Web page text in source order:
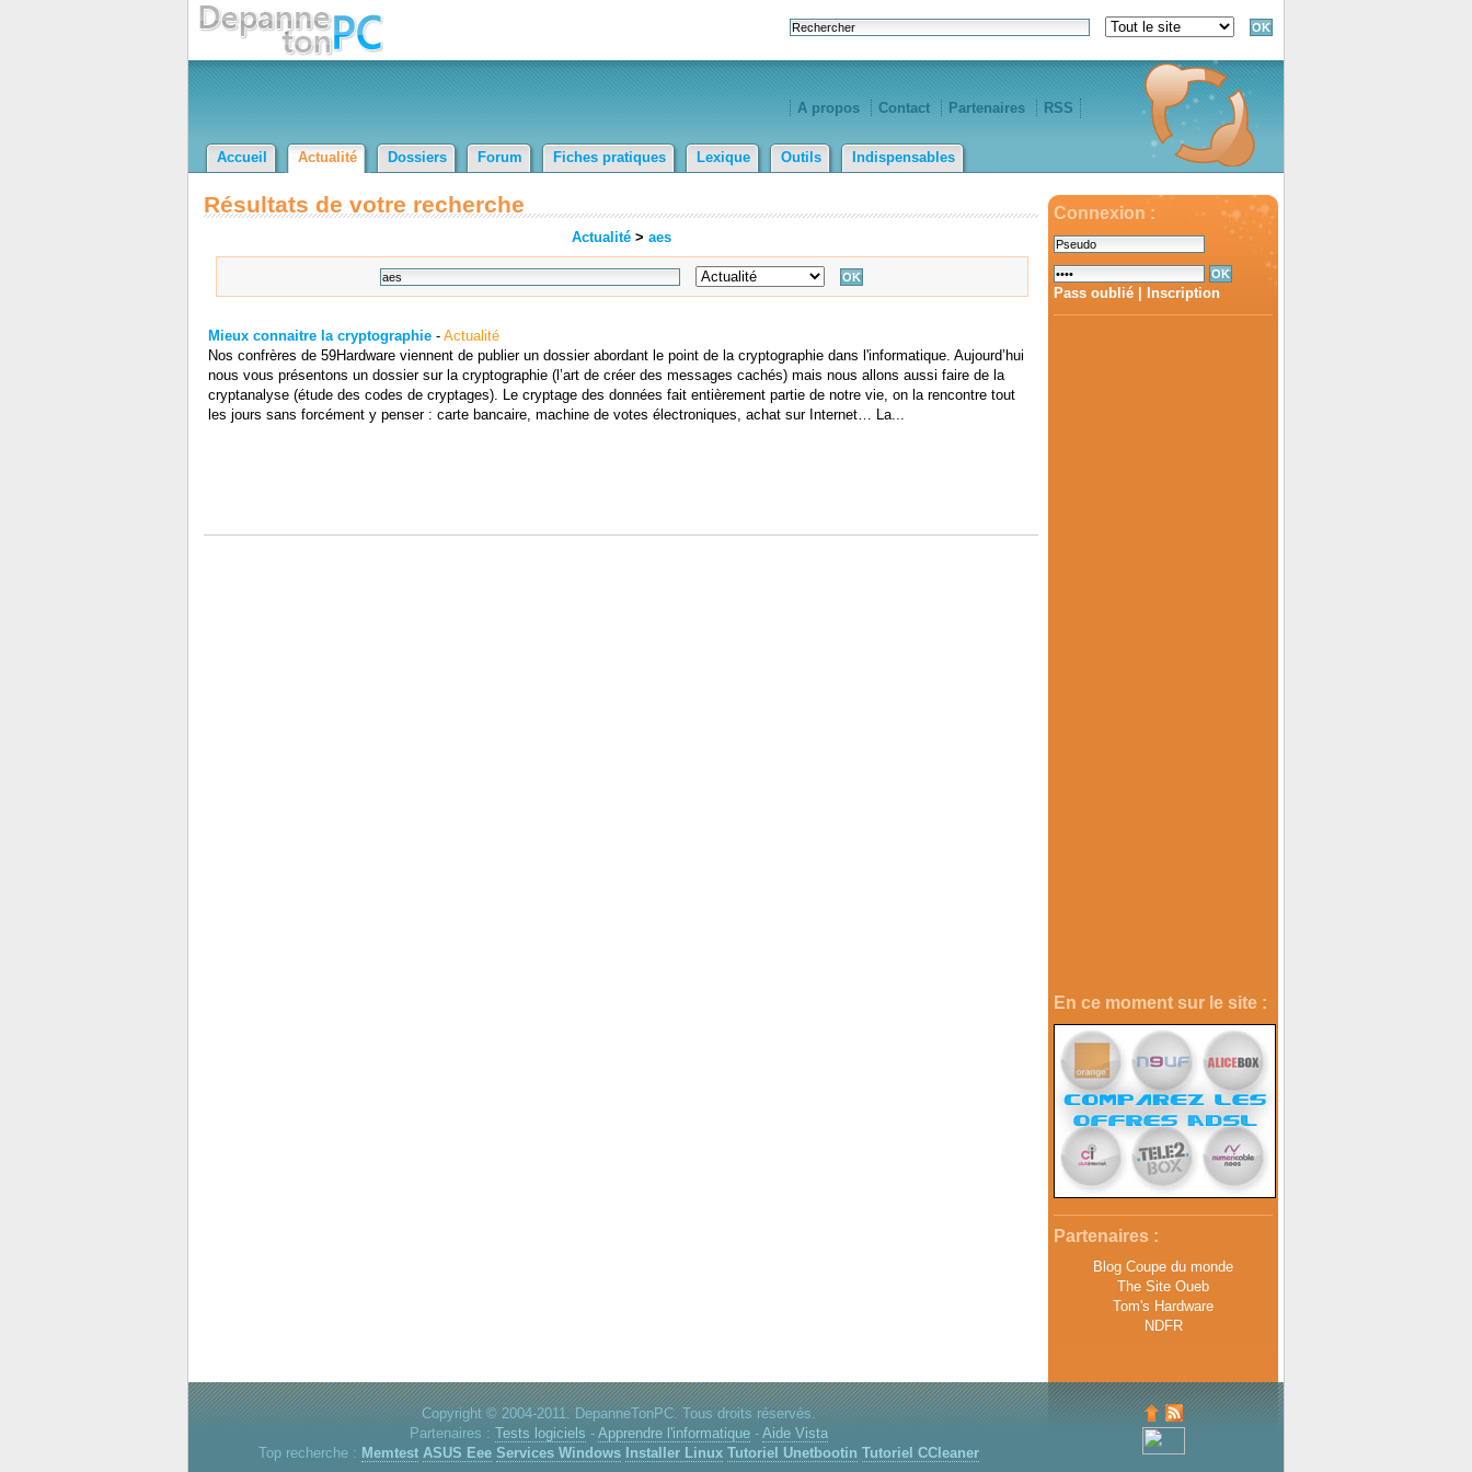
A propos Contact Partenaires RSS
Accueil Actualité Dossiers Forum Fiches pratiques Lexique Outils Indispensables
Connexion :
Pass oublié Inscription
En ce moment sur le site :
Partenaires :
Blog Coupe du monde
The Site Oueb
Tom's Hardware
NDFR
Résultats de votre recherche
Actualité> aes
Mieux connaitre la cryptographie- Actualité
Nos confrères de 59Hardware viennent de publier un dossier abordant le point de la cryptographie dans l'informatique. Aujourd’hui
nous vous présentons un dossier sur la cryptographie (l’art de créer des messages cachés) mais nous allons aussi faire de la
cryptanalyse (étude des codes de cryptages). Le cryptage des données fait entièrement partie de notre vie, on la rencontre tout
les jours sans forcément y penser : carte bancaire, machine de votes électroniques, achat sur Internet… La...
Copyright © 2004-2011. DepanneTonPC. Tous droits réservés.
Partenaires : Tests logiciels - Apprendre l'informatique- Aide Vista
Top recherche : Memtest ASUS Eee Services Windows Installer Linux Tutoriel Unetbootin Tutoriel CCleaner